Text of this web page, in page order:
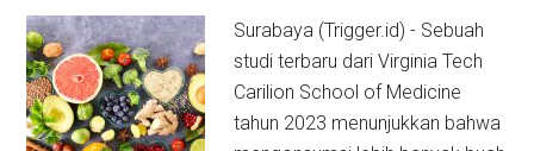
Surabaya (Trigger.id) - Sebuah
studi terbaru dari Virginia Tech
Carilion School of Medicine
tahun 2023 menunjukkan bahwa